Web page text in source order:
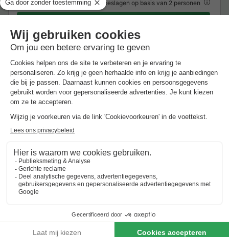
Excl. toeslagen op basis van 2 personen
Meer weten
*Raadpleeg de details van de accommodatie voor de specifieke
voorwaarden.
Over Vakantiedorp Noiseux
Ontdek meer over het park en de bezienswaardigheden
in de buurt.
Highlightsvan het vakantiepark
Meerdere vakantiehuizen in Noiseux